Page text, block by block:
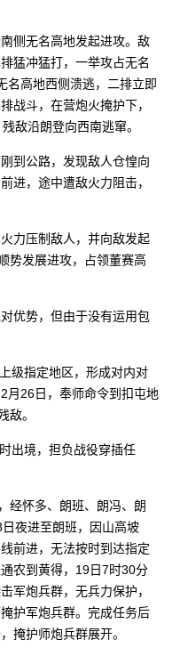
侧无名高地发起进攻。敌
猛冲猛打，一举攻占无名
名高地西侧溃逃，二排立即
战斗，在营炮火掩护下，
敌沿朗登向西南逃窜。
到公路，发现敌人仓惶向
进，途中遭敌火力阻击，
力压制敌人，并向敌发起
势发展进攻，占领董赛高
优势，但由于没有运用包
级指定地区，形成对内对
月26日，奉师命令到扣屯地
敌。
出境，担负战役穿插任
经怀多、朗班、朗冯、朗
夜进至朗班，因山高坡
前进，无法按时到达指定
农到黄得，19日7时30分
军炮兵群，无兵力保护，
护军炮兵群。完成任务后
掩护师炮兵群展开。